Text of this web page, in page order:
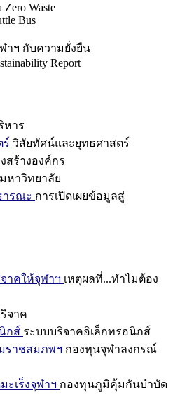
Zero Waste
Bus
าฯ กับความยั่งยืน
Report
หาร
ร์ วิสัยทัศน์และยุทธศาสตร์
สร้างองค์กร
หาวิทยาลัย
ารณะ การเปิดเผยข้อมูลสู่
าคให้จุฬาฯ เหตุผลที่...ทำไมต้อง
จาค
กส์ ระบบบริจาคอิเล็กทรอนิกส์
ราชสมภพฯ กองทุนจุฬาลงกรณ์
เร็งจุฬาฯ กองทุนภูมิคุ้มกันบำบัด